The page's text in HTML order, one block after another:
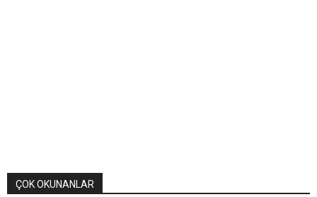
ÇOK OKUNANLAR